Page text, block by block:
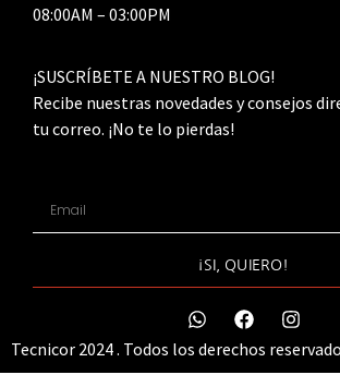
08:00AM – 03:00PM
¡SUSCRÍBETE A NUESTRO BLOG!
Recibe nuestras novedades y consejos
tu correo. ¡No te lo pierdas!
¡SI, QUIERO!
Tecnicor 2024 . Todos los derechos